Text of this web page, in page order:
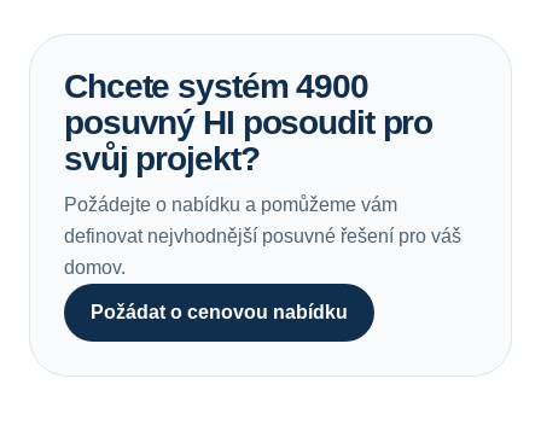
Chcete systém 4900
posuvný HI posoudit pro
svůj projekt?
Požádejte o nabídku a pomůžeme vám
definovat nejvhodnější posuvné řešení pro váš
domov.
Požádat o cenovou nabídku